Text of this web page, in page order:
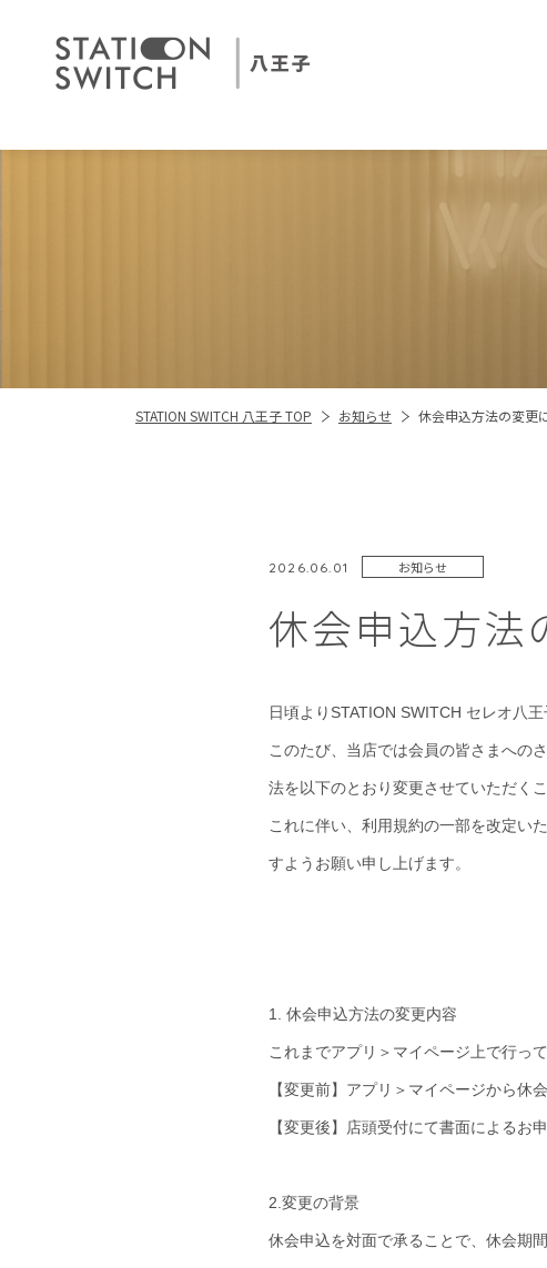
STATION SWITCH 八王子 TOP お知らせ 休会申込方法の変更
2026.06.01 お知らせ
休会申込方法
日頃よりSTATION SWITCH セレオ八
このたび、当店では会員の皆さまへの
法を以下のとおり変更させていただく
これに伴い、利用規約の一部を改定い
すようお願い申し上げます。
1. 休会申込方法の変更内容
これまでアプリ＞マイページ上で行っ
【変更前】アプリ＞マイページから休
【変更後】店頭受付にて書面によるお
2.変更の背景
休会申込を対面で承ることで、休会期